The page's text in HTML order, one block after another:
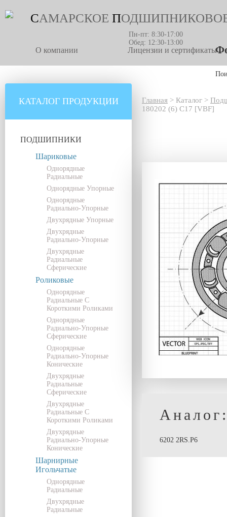
САМАРСКОЕ П
Пн-пт: 8:30-17:00
Обед: 12:30-13:00
О компании Лицензии и сертификаты
КАТАЛОГ ПРОДУКЦИИ
ПОДШИПНИКИ
Шариковые
Однорядные
Радиальные
Однорядные Упорные
Однорядные
Радиально-Упорные
Двухрядные Упорные
Двухрядные
Радиально-Упорные
Двухрядные
Радиальные
Сферические
Роликовые
Однорядные
Радиальные С
Короткими Роликами
Однорядные
Радиально-Упорные
Сферические
Однорядные
Радиально-Упорные
Конические
Двухрядные
Радиальные
Сферические
Двухрядные
Радиальные С
Короткими Роликами
Двухрядные
Радиально-Упорные
Конические
Шарнирные
Игольчатые
Однорядные
Радиальные
Двухрядные
Радиальные
Главная > Каталог >
180202 (6) С17 [VBF]
6202 2RS.P6